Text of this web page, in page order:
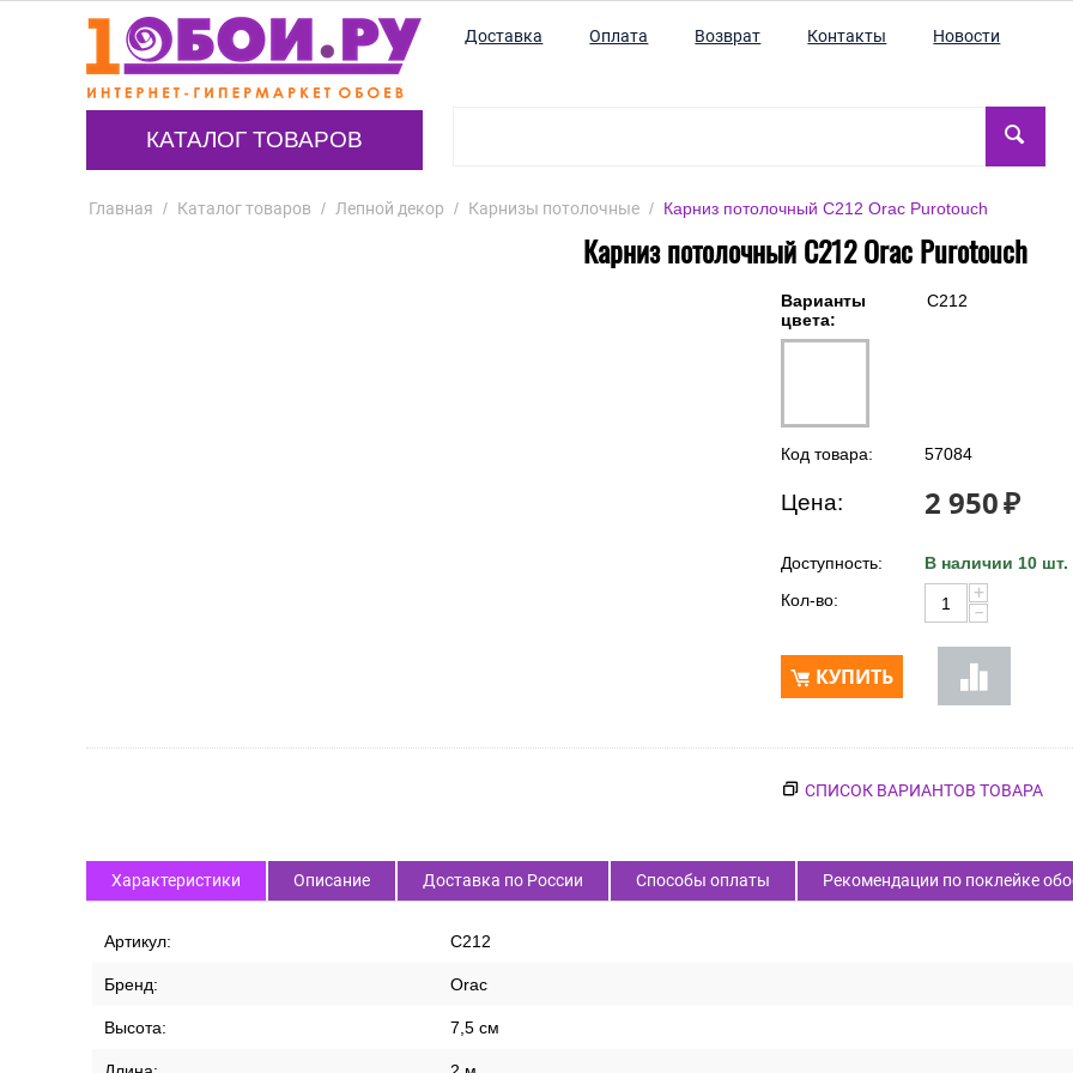
КАТАЛОГ ТОВАРОВ
Доставка Оплата Возврат Контакты Новости
Главная / Каталог товаров / Лепной декор / Карнизы потолочные / Карниз потолочный C212 Orac Purotouch
Карниз потолочный C212 Orac Purotouch
Варианты
цвета:
C212
Код товара: 57084
Цена: 2 950₽
Доступность:
В наличии 10 шт.
Кол-во:
+
−
КУПИТЬ
СПИСОК ВАРИАНТОВ ТОВАРА
Характеристики Описание Доставка по России Способы оплаты Рекомендации по поклейке
Артикул: C212
Бренд: Orac
Высота: 7,5 см